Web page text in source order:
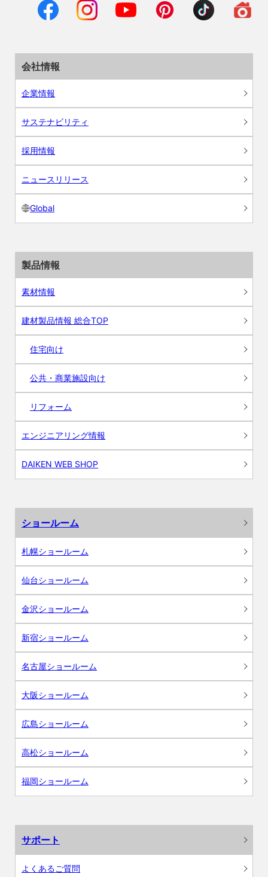
会社情報
企業情報
サステナビリティ
採用情報
ニュースリリース
Global
製品情報
素材情報
建材製品情報 総合TOP
住宅向け
公共・商業施設向け
リフォーム
エンジニアリング情報
DAIKEN WEB SHOP
ショールーム
札幌ショールーム
仙台ショールーム
金沢ショールーム
新宿ショールーム
名古屋ショールーム
大阪ショールーム
広島ショールーム
高松ショールーム
福岡ショールーム
サポート
よくあるご質問